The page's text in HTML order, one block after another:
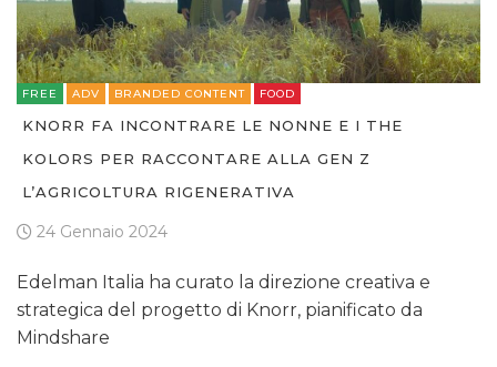
FREE ADV BRANDED CONTENT FOOD
KNORR FA INCONTRARE LE NONNE E I THE
KOLORS PER RACCONTARE ALLA GEN Z
L’AGRICOLTURA RIGENERATIVA
24 Gennaio 2024
Edelman Italia ha curato la direzione creativa e
strategica del progetto di Knorr, pianificato da
Mindshare